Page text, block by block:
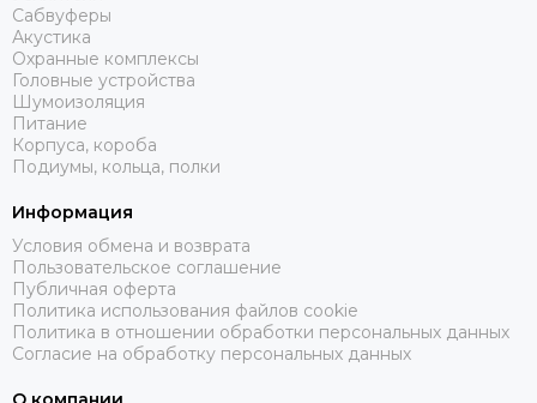
Сабвуферы
Акустика
Охранные комплексы
Головные устройства
Шумоизоляция
Питание
Корпуса, короба
Подиумы, кольца, полки
Информация
Условия обмена и возврата
Пользовательское соглашение
Публичная оферта
Политика использования файлов cookie
Политика в отношении обработки персональных данных
Согласие на обработку персональных данных